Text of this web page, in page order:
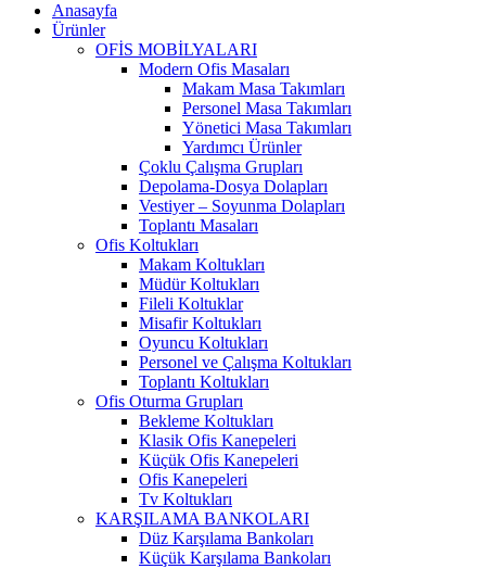
Anasayfa
Ürünler
OFİS MOBİLYALARI
Modern Ofis Masaları
Makam Masa Takımları
Personel Masa Takımları
Yönetici Masa Takımları
Yardımcı Ürünler
Çoklu Çalışma Grupları
Depolama-Dosya Dolapları
Vestiyer – Soyunma Dolapları
Toplantı Masaları
Ofis Koltukları
Makam Koltukları
Müdür Koltukları
Fileli Koltuklar
Misafir Koltukları
Oyuncu Koltukları
Personel ve Çalışma Koltukları
Toplantı Koltukları
Ofis Oturma Grupları
Bekleme Koltukları
Klasik Ofis Kanepeleri
Küçük Ofis Kanepeleri
Ofis Kanepeleri
Tv Koltukları
KARŞILAMA BANKOLARI
Düz Karşılama Bankoları
Küçük Karşılama Bankoları